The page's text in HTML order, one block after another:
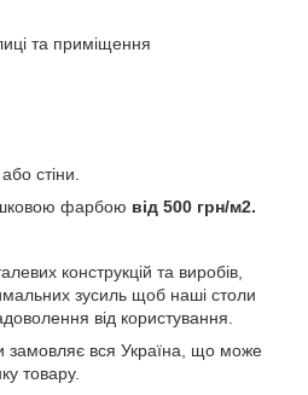
та приміщення
стіни.
фарбою від 500 грн/м2.
конструкцій та виробів,
зусиль щоб наші столи
від користування.
замовляє вся Україна, що може
товару.